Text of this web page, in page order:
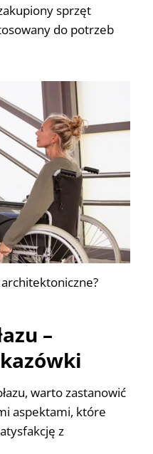
sprzęt
do potrzeb
–
warto zastanowić
aspektami, które
z